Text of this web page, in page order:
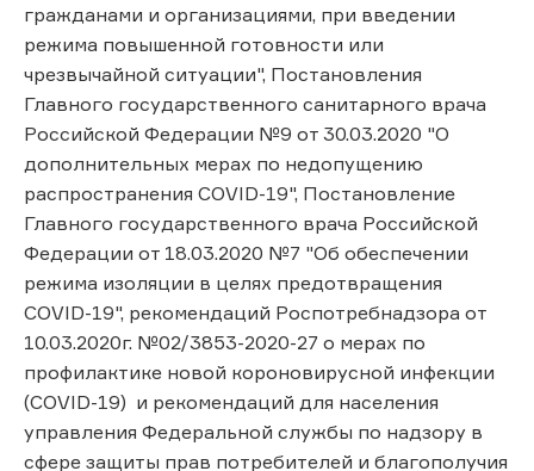
гражданами и организациями, при введении
режима повышенной готовности или
чрезвычайной ситуации", Постановления
Главного государственного санитарного врача
Российской Федерации №9 от 30.03.2020 "О
дополнительных мерах по недопущению
распространения COVID-19", Постановление
Главного государственного врача Российской
Федерации от 18.03.2020 №7 "Об обеспечении
режима изоляции в целях предотвращения
COVID-19", рекомендаций Роспотребнадзора от
10.03.2020г. №02/3853-2020-27 о мерах по
профилактике новой короновирусной инфекции
(COVID-19) и рекомендаций для населения
управления Федеральной службы по надзору в
сфере защиты прав потребителей и благополучия